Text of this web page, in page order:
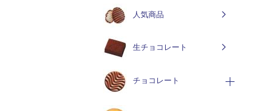
人気商品
生チョコレート
チョコレート